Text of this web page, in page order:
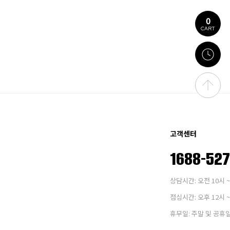
0
CART
고객센터
1688-
상담시간: 오전 10시
점심시간: 오후 12시
휴무일: 주말 및 공휴